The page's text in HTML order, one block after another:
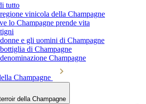
tutto
vinicola della Champagne
lo Champagne prende vita
e gli uomini di Champagne
di Champagne
Champagne
Champagne
terroir della Champagne